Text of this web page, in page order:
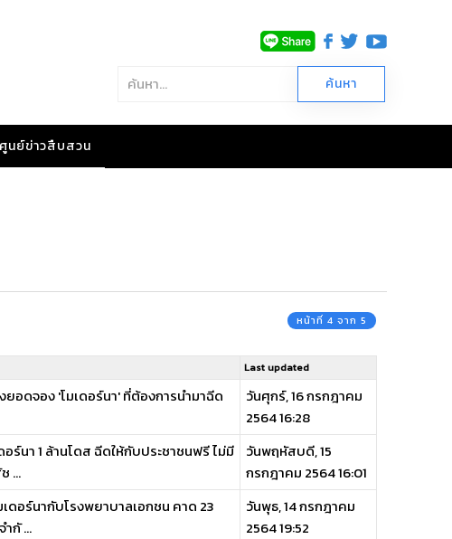
ศูนย์ข่าวสืบสวน
หน้าที่ 4 จาก 5
Last updated
อดจอง 'โมเดอร์นา' ที่ต้องการนำมาฉีด
วันศุกร์, 16 กรกฎาคม
2564 16:28
นา 1 ล้านโดส ฉีดให้กับประชาชนฟรี ไม่มี
...
วันพฤหัสบดี, 15
กรกฎาคม 2564 16:01
ดอร์นากับโรงพยาบาลเอกชน คาด 23
กั ...
วันพุธ, 14 กรกฎาคม
2564 19:52